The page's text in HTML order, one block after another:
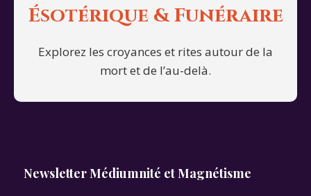
Ésotérique & Funéraire
Explorez les croyances et rites autour de la
mort et de l’au-delà.
Newsletter Médiumnité et Magnétisme